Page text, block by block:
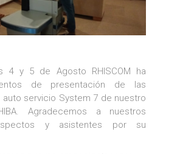
4 y 5 de Agosto RHISCOM ha
de presentación de las
servicio System 7 de nuestro
Agradecemos a nuestros
y asistentes por su